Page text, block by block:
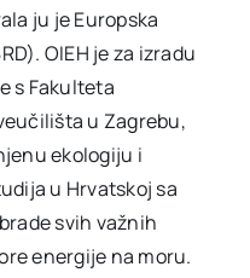
ju je Europska
OIEH je za izradu
s Fakulteta
u Zagrebu,
ekologiju i
u Hrvatskoj sa
svih važnih
energije na moru.